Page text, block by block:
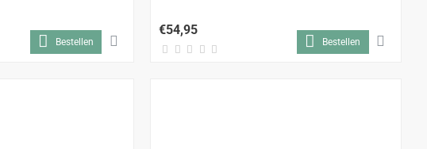
Bestellen
€54,95
Bestellen